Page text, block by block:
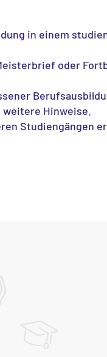
in einem
oder
Hinweise.
Studiengängen